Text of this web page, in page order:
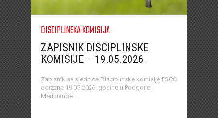
DISCIPLINSKA KOMISIJA
ZAPISNIK DISCIPLINSKE
KOMISIJE – 19.05.2026.
Zapisnik sa sjednice Disciplinske komisije FSCG
održane 19.05.2026. godine u Podgorici.
Meridianbet...